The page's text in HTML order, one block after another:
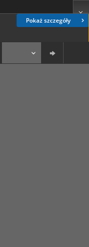
Pokaż szczegóły